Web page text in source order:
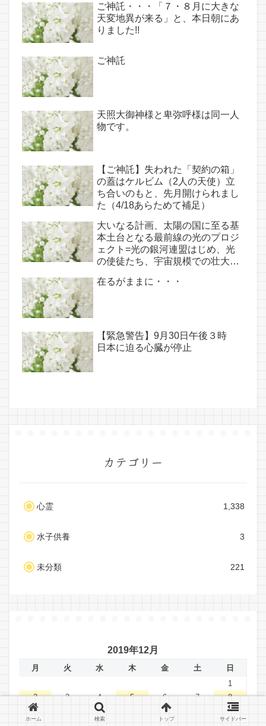
点であり古代太陽信仰の中心点で
もある伊弉諾宮、他3ヵ所へのご
神託あり！！
ご神託・・・「７・８月に大きな
天変地異が来る」と、本日朝にあ
りました!!
ご神託
天照大御神様と卑弥呼様は同一人
物です。
【ご神託】失われた「契約の箱」
の蓋はケルビム（2人の天使）立
ち合いのもと、先月開けられまし
た（4/18あらためて補足）
大いなる計画、太陽の国に至る基
本土台となる最前線の光のプロジ
ェクト=光の銀河連盟はじめ、光
の使徒たち、宇宙規模での壮大な
(6/26・28追記あり）
在るがままに・・・
【緊急警告】9月30日午後３時
日本に迫る心臓が停止
カテゴリー
心霊 1,338
水子供養 3
未分類 221
2019年12月
月 火 水 木 金 土
日
1
2
3 4 5 6 7
8
9
11 13
15
ホーム 検索 トップ サイドバー